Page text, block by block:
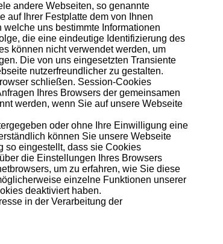
andere Webseiten, so genannte
auf Ihrer Festplatte dem von Ihnen
uns bestimmte Informationen
die eine eindeutige Identifizierung des
können nicht verwendet werden, um
Die von uns eingesetzten Transiente
nutzerfreundlicher zu gestalten.
schließen. Session-Cookies
Ihres Browsers der gemeinsamen
werden, wenn Sie auf unsere Webseite
oder ohne Ihre Einwilligung eine
können Sie unsere Webseite
so eingestellt, dass sie Cookies
die Einstellungen Ihres Browsers
um zu erfahren, wie Sie diese
einzelne Funktionen unserer
deaktiviert haben.
in der Verarbeitung der